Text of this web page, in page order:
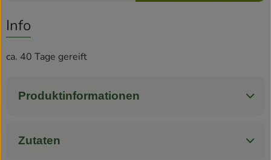
Info
ca. 40 Tage gereift
Produktinformationen
Zutaten